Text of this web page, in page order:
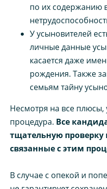
по их содержанию
У усыновителей
личные данные
касается даже
рождения. Также
семьям тайну
Несмотря на все
процедура. Все
тщательную проверку
связанные с этим
В случае с опекой и